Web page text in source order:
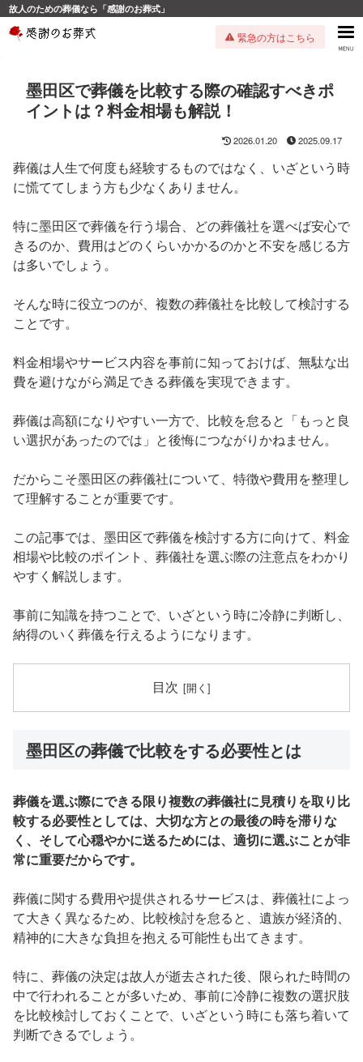
故人のための葬儀なら「感謝のお葬式」
緊急の方はこちら
墨田区で葬儀を比較する際の確認すべきポ
イントは？料金相場も解説！
2026.01.20 2025.09.17
葬儀は人生で何度も経験するものではなく、いざという時
に慌ててしまう方も少なくありません。
特に墨田区で葬儀を行う場合、どの葬儀社を選べば安心で
きるのか、費用はどのくらいかかるのかと不安を感じる方
は多いでしょう。
そんな時に役立つのが、複数の葬儀社を比較して検討する
ことです。
料金相場やサービス内容を事前に知っておけば、無駄な出
費を避けながら満足できる葬儀を実現できます。
葬儀は高額になりやすい一方で、比較を怠ると「もっと良
い選択があったのでは」と後悔につながりかねません。
だからこそ墨田区の葬儀社について、特徴や費用を整理し
て理解することが重要です。
この記事では、墨田区で葬儀を検討する方に向けて、料金
相場や比較のポイント、葬儀社を選ぶ際の注意点をわかり
やすく解説します。
事前に知識を持つことで、いざという時に冷静に判断し、
納得のいく葬儀を行えるようになります。
目次
墨田区の葬儀で比較をする必要性とは
葬儀を選ぶ際にできる限り複数の葬儀社に見積りを取り比
較する必要性としては、大切な方との最後の時を滞りな
く、そして心穏やかに送るためには、適切に選ぶことが非
常に重要だからです。
葬儀に関する費用や提供されるサービスは、葬儀社によっ
て大きく異なるため、比較検討を怠ると、遺族が経済的、
精神的に大きな負担を抱える可能性も出てきます。
特に、葬儀の決定は故人が逝去された後、限られた時間の
中で行われることが多いため、事前に冷静に複数の選択肢
を比較検討しておくことで、いざという時にも落ち着いて
判断できるでしょう。